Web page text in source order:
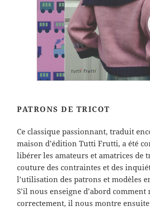
PATRONS DE TRICOT
Ce classique passionnant, traduit
maison d’édition Tutti Frutti, a été
libérer les amateurs et amatrices de
couture des contraintes et des
l’utilisation des patrons et modèles
S’il nous enseigne d’abord
correctement, il nous montre